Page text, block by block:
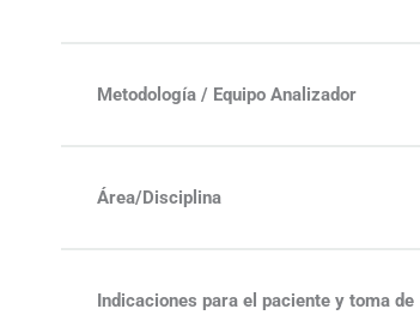
Metodología / Equipo Analizador
Área/Disciplina
Indicaciones para el paciente y toma de